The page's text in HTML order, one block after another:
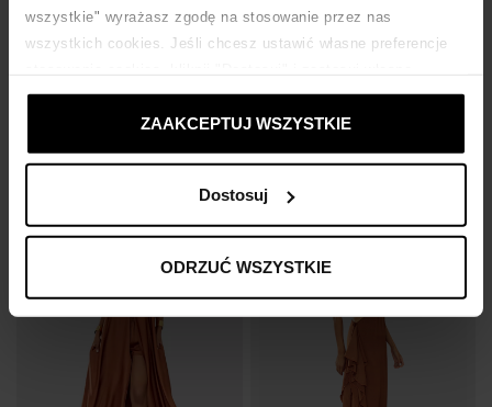
wszystkie" wyrażasz zgodę na stosowanie przez nas
wszystkich cookies. Jeśli chcesz ustawić własne preferencje
ustawienia prywatności.
ZAAKCEPTUJ WSZYSTKIE
Dostosuj
ODRZUĆ WSZYSTKIE
Jeansowa midi sukienka Beyar
1 195zł
Czarna maxi sukienka w kwiaty Diva
1 095zł